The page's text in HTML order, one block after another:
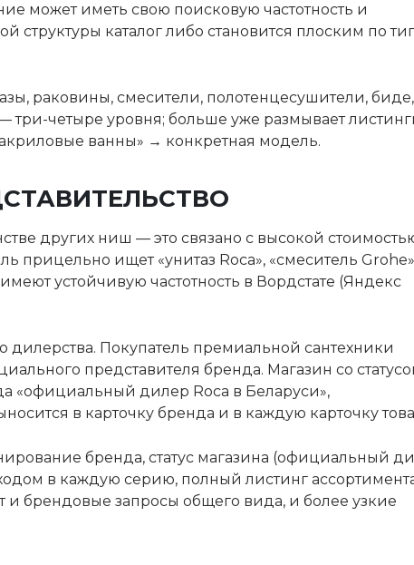
может иметь свою поисковую частотность и
структуры каталог либо становится плоским по
раковины, смесители, полотенцесушители, биде,
три-четыре уровня; больше уже размывает
ванны» → конкретная модель.
других ниш — это связано с высокой
прицельно ищет «унитаз Roca», «смеситель
устойчивую частотность в Вордстате (Яндекс
Покупатель премиальной сантехники
представителя бренда. Магазин со
«официальный дилер Roca в Беларуси»,
в карточку бренда и в каждую карточку
бренда, статус магазина (официальный
в каждую серию, полный листинг
и брендовые запросы общего вида, и более узкие